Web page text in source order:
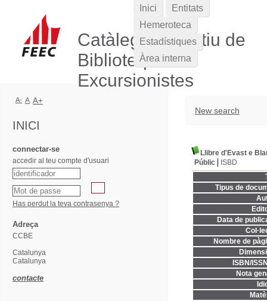
Catàleg Col·lectiu de
Biblioteques
Excursionistes
New search
Llibre d'Evast e
Públic
ISBD
Tipus de
Data de
Nombre de
ISBN/
Nota
Inici
Entitats
Hemeroteca
Estadístiques
Àrea interna
A- A A+
INICI
connectar-se
accedir al teu compte d'usuari
Has perdut la teva contrasenya ?
Adreça
CCBE
Catalunya
Catalunya
contacte